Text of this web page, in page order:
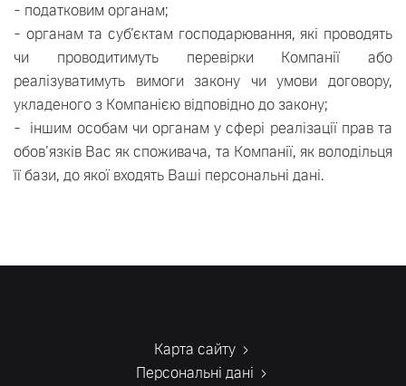
- податковим органам;
- органам та суб’єктам господарювання, які проводять
чи проводитимуть перевірки Компанії або
реалізуватимуть вимоги закону чи умови договору,
укладеного з Компанією відповідно до закону;
- іншим особам чи органам у сфері реалізації прав та
обов’язків Вас як споживача, та Компанії, як володільця
її бази, до якої входять Ваші персональні дані.
Карта сайту
Персональні дані